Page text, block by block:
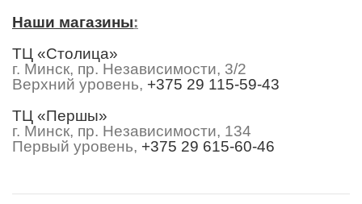
Наши магазины:
ТЦ «Столица»
г. Минск, пр. Независимости, 3/2
Верхний уровень, +375 29 115-59-43
ТЦ «Першы»
г. Минск, пр. Независимости, 134
Первый уровень, +375 29 615-60-46